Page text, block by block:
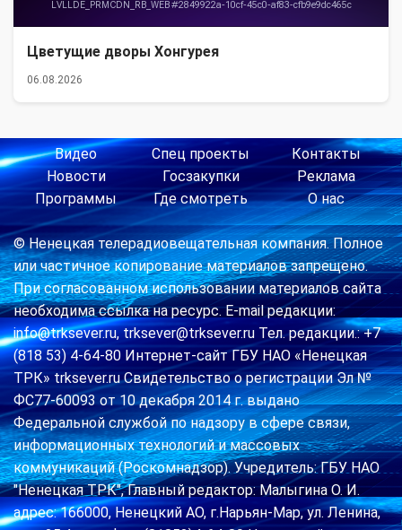
Цветущие дворы Хонгурея
06.08.2026
Видео
Новости
Программы
Спец проекты
Госзакупки
Где смотреть
Контакты
Реклама
О нас
© Ненецкая телерадиовещательная компания. Полное
или частичное копирование материалов запрещено.
При согласованном использовании материалов сайта
необходима ссылка на ресурс. E-mail редакции:
info@trksever.ru, trksever@trksever.ru Тел. редакции.: +7
(818 53) 4-64-80 Интернет-сайт ГБУ НАО «Ненецкая
ТРК» trksever.ru Свидетельство о регистрации Эл №
ФС77-60093 от 10 декабря 2014 г. выдано
Федеральной службой по надзору в сфере связи,
информационных технологий и массовых
коммуникаций (Роскомнадзор). Учредитель: ГБУ НАО
"Ненецкая ТРК", Главный редактор: Малыгина О. И.
адрес: 166000, Ненецкий АО, г.Нарьян-Мар, ул. Ленина,